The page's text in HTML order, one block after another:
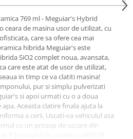
769 ml - Meguiar's Hybrid
ceara de masina usor de utilizat, cu
care sa ofere cea mai
hibrida Meguiar's este
SiO2 complet noua, avansata,
care este atat de usor de utilizat,
in timp ce va clatiti masina!
pur si simplu pulverizati
si apoi urmati cu o a doua
Aceasta clatire finala ajuta la
a cerii. Uscati-va vehiculul asa
cu un prosop de uscare din